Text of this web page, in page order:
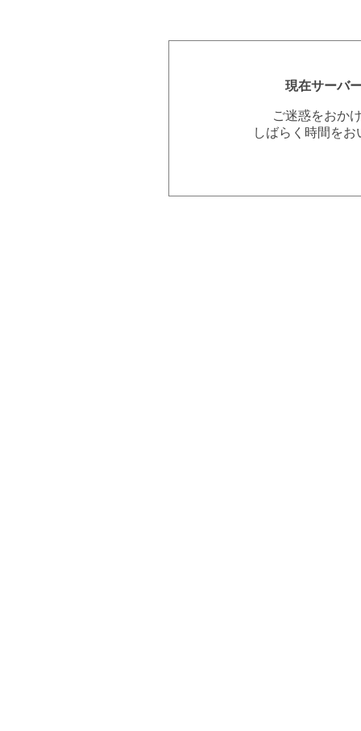
現在サーバ
ご迷惑をおか
しばらく時間を